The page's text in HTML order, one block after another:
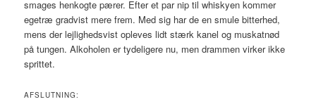
smages henkogte pærer. Efter et par nip til whiskyen kommer
egetræ gradvist mere frem. Med sig har de en smule bitterhed,
mens der lejlighedsvist opleves lidt stærk kanel og muskatnød
på tungen. Alkoholen er tydeligere nu, men drammen virker ikke
sprittet.
AFSLUTNING: